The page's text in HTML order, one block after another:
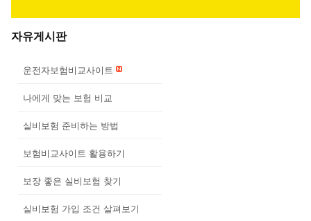
자유게시판
운전자보험비교사이트
나에게 맞는 보험 비교
실비보험 준비하는 방법
보험비교사이트 활용하기
보장 좋은 실비보험 찾기
실비보험 가입 조건 살펴보기